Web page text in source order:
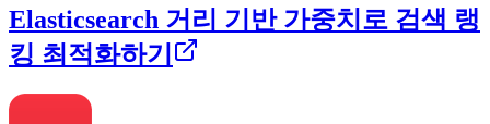
Elasticsearch 거리 기반 가중치로 검색 랭
킹 최적화하기